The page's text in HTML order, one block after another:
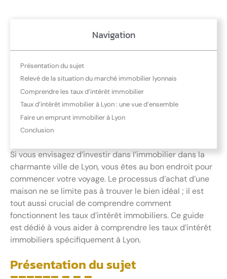
Navigation
Présentation du sujet
Relevé de la situation du marché immobilier lyonnais
Comprendre les taux d’intérêt immobilier
Taux d’intérêt immobilier à Lyon : une vue d’ensemble
Faire un emprunt immobilier à Lyon
Conclusion
Si vous envisagez d’investir dans l’immobilier dans la
charmante ville de Lyon, vous êtes au bon endroit pour
commencer votre voyage. Le processus d’achat d’une
maison ne se limite pas à trouver le bien idéal ; il est
tout aussi crucial de comprendre comment
fonctionnent les taux d’intérêt immobiliers. Ce guide
est dédié à vous aider à comprendre les taux d’intérêt
immobiliers spécifiquement à Lyon.
Présentation du sujet